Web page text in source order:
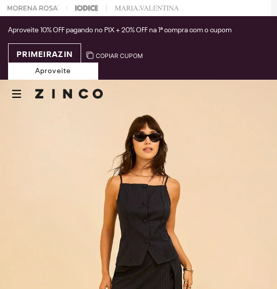
na sua 1° compra usando o cupom: PRIMEIRAZIN
Aproveite 10% OFF pagando no PIX + 20% OFF na 1ª compra com o cupom
PRIMEIRAZIN COPIAR CUPOM
Aproveite